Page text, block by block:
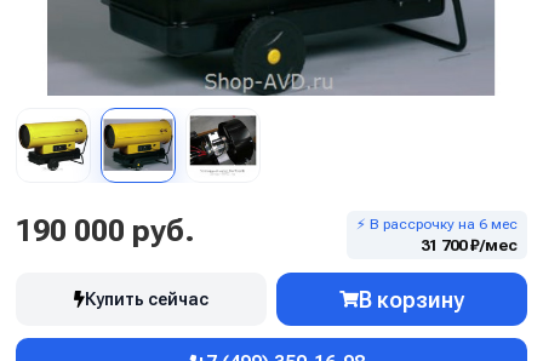
190 000 руб. ⚡ В рассрочку на 6 мес
31 700 ₽/мес
Купить сейчас В корзину